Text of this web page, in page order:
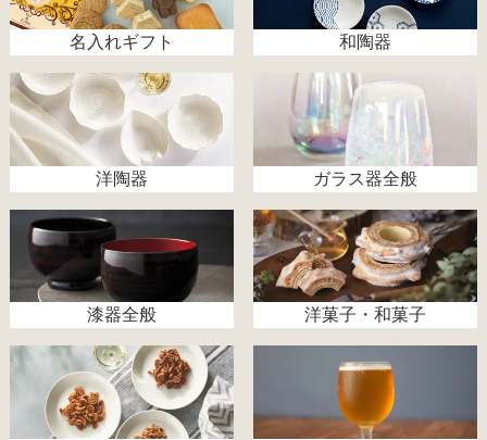
名入れギフト 和陶器
洋陶器 ガラス器全般
漆器全般 洋菓子・和菓子